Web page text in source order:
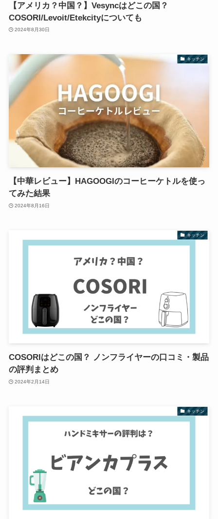
【アメリカ？中国？】Vesyncはどこの国？
COSORI/Levoit/Etekcityについても
2024年8月30日
キッチン
【中華レビュー】HAGOOGIのコーヒーケトルを使っ
てみた結果
2024年8月16日
キッチン
COSORIはどこの国？ ノンフライヤーの口コミ・製品
の評判まとめ
2024年2月14日
キッチン